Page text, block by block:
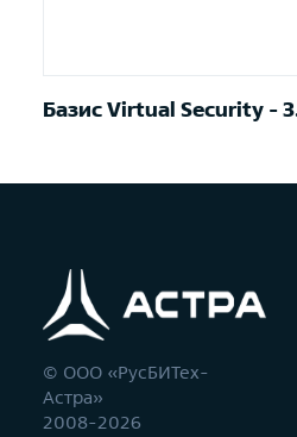
Базис Virtual Security -
© ООО «РусБИТех-
Астра»
2008-2026